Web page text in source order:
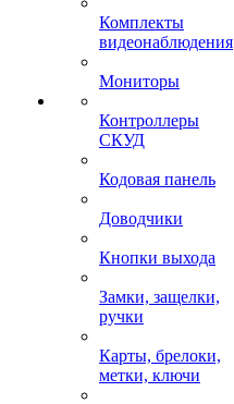
Комплекты
видеонаблюдения
Мониторы
Контроллеры
СКУД
Кодовая панель
Доводчики
Кнопки выхода
Замки, защелки,
ручки
Карты, брелоки,
метки, ключи